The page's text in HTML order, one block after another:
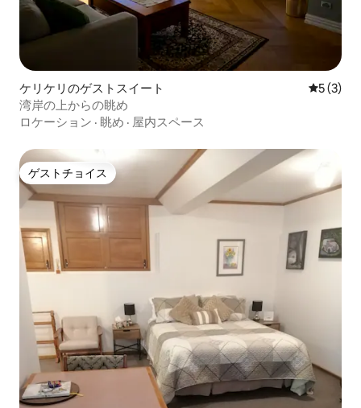
ケリケリのゲストスイート レビュー
5 (3)
湾岸の上からの眺め
ロケーション · 眺め · 屋内スペース
ゲストチョイス
ゲストチョイス